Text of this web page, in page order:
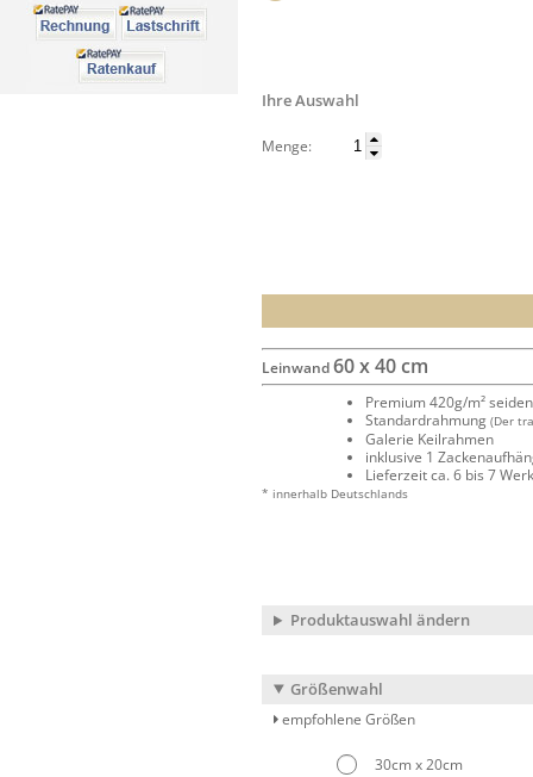
Ihre Auswahl
Menge:
Leinwand60 x 40 cm
Premium 420g/m²
Standardrahmung (Der
Galerie Keilrahmen
inklusive 1
Lieferzeit ca. 6 bis 7
* innerhalb Deutschlands
Produktauswahl ändern
Größenwahl
empfohlene Größen
30cm x 20cm